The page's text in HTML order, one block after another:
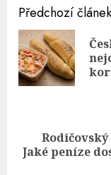
Continue
Reading
Předchozí článek
Next
Jaké peníze